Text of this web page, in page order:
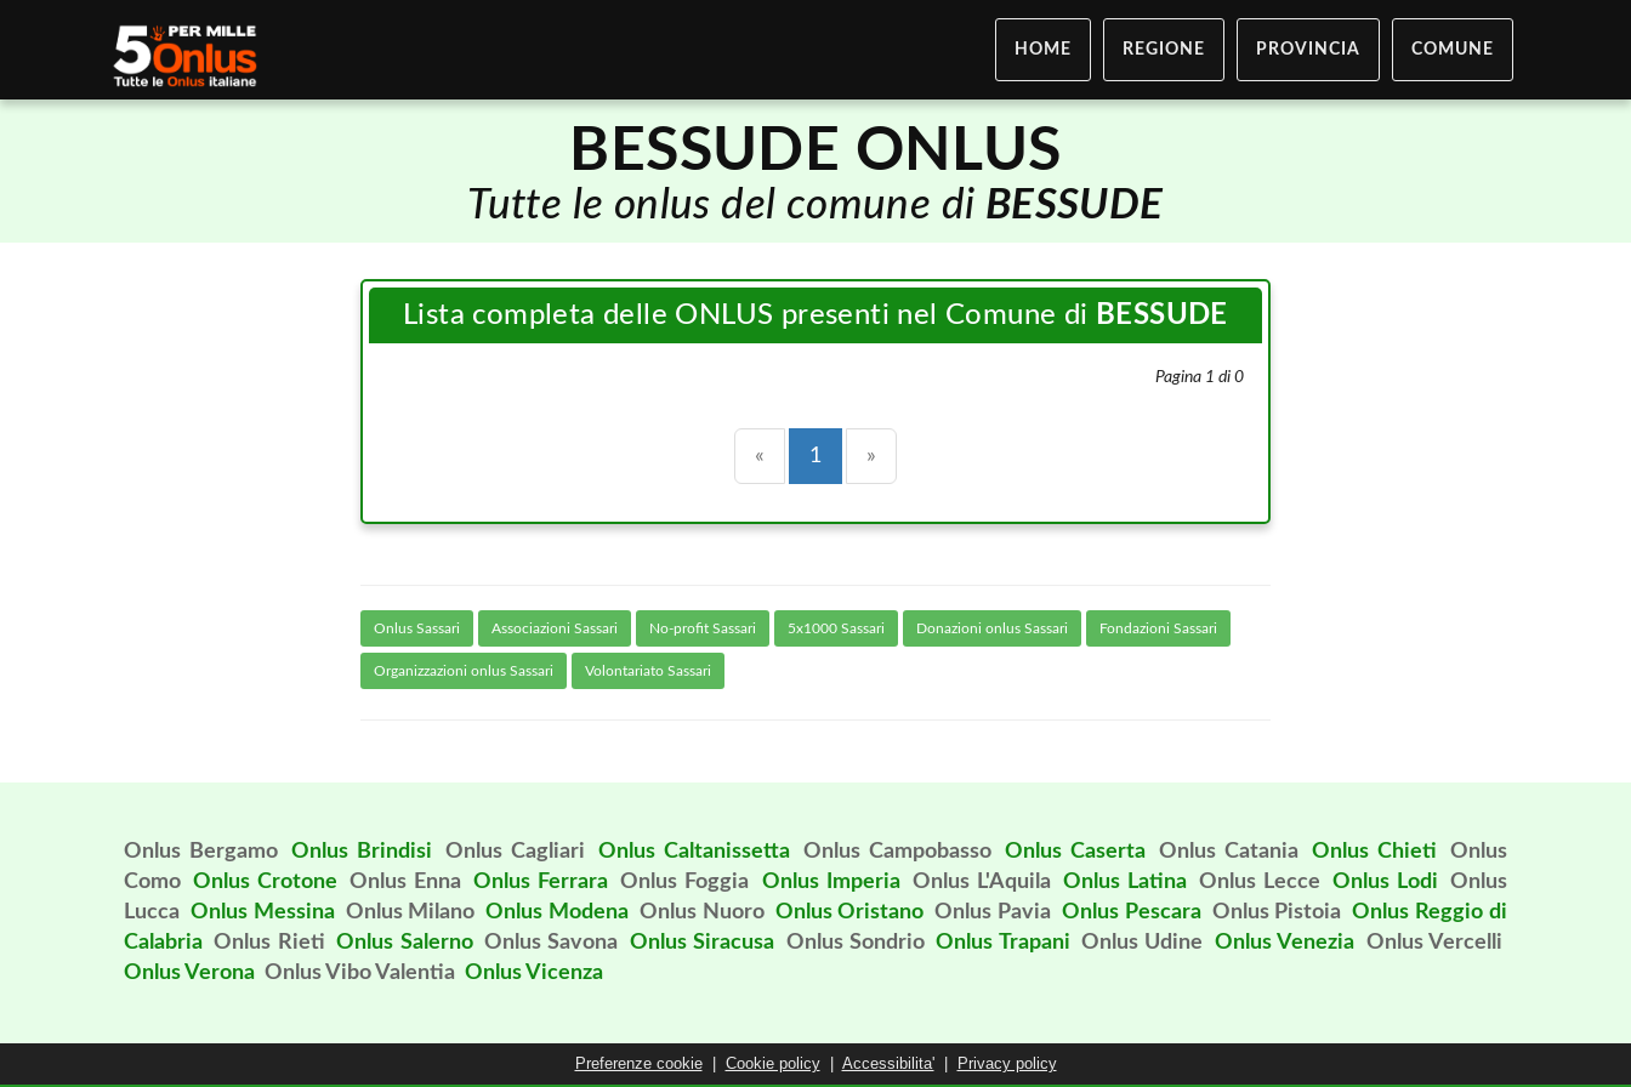
HOME REGIONE PROVINCIA COMUNE
BESSUDE ONLUS
Tutte le onlus del comune di BESSUDE
Lista completa delle ONLUS presenti nel Comune di BESSUDE
Pagina 1 di 0
« Precedente
1 (current)
»
Onlus Sassari Associazioni Sassari No-profit Sassari 5x1000 Sassari Donazioni onlus Sassari Fondazioni Sassari
Organizzazioni onlus Sassari Volontariato Sassari
Onlus Bergamo Onlus Brindisi Onlus Cagliari Onlus Caltanissetta Onlus Campobasso Onlus Caserta Onlus Catania Onlus Chieti
Onlus
Como Onlus Crotone Onlus Enna Onlus Ferrara Onlus Foggia Onlus Imperia Onlus L'Aquila Onlus Latina Onlus Lecce Onlus Lodi
Onlus
Lucca Onlus Messina Onlus Milano Onlus Modena Onlus Nuoro Onlus Oristano Onlus Pavia Onlus Pescara Onlus Pistoia Onlus Reggio di
Calabria Onlus Rieti Onlus Salerno Onlus Savona Onlus Siracusa Onlus Sondrio Onlus Trapani Onlus Udine Onlus Venezia Onlus Vercelli
Onlus Verona Onlus Vibo Valentia Onlus Vicenza
Preferenze cookie| Cookie policy| Accessibilita'| Privacy policy